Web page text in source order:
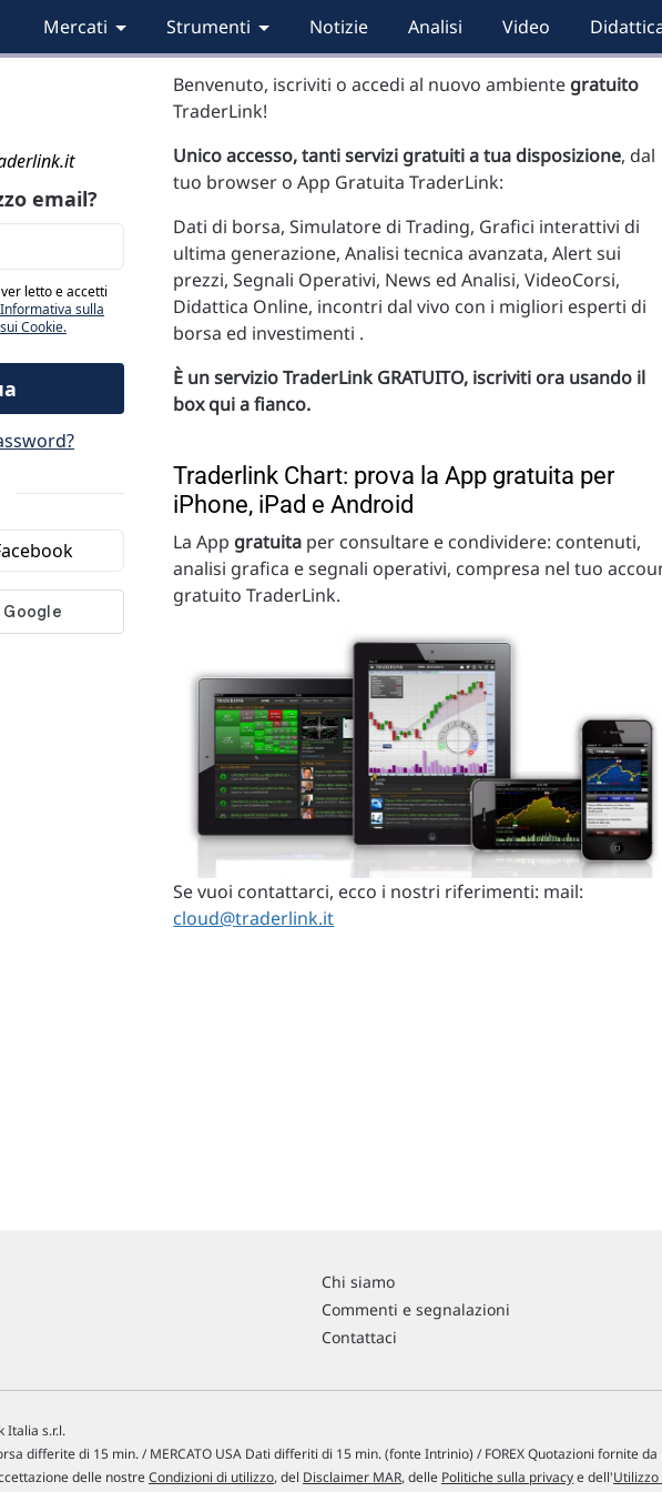
Mercati Strumenti Notizie Analisi Video
Benvenuto, iscriviti o accedi al nuovo ambiente gratuito
TraderLink!
Unico accesso, tanti servizi gratuiti a tua disposizione, dal
tuo browser o App Gratuita TraderLink:
Dati di borsa, Simulatore di Trading, Grafici interattivi di
ultima generazione, Analisi tecnica avanzata, Alert sui
prezzi, Segnali Operativi, News ed Analisi, VideoCorsi,
Didattica Online, incontri dal vivo con i migliori esperti di
borsa ed investimenti .
È un servizio TraderLink GRATUITO, iscriviti ora usando il
box qui a fianco.
Traderlink Chart: prova la App gratuita per
iPhone, iPad e Android
La App gratuita per consultare e condividere: contenuti,
analisi grafica e segnali operativi, compresa nel tuo
gratuito TraderLink.
Se vuoi contattarci, ecco i nostri riferimenti: mail:
cloud@traderlink.it
Chi siamo
Commenti e segnalazioni
Contattaci
Italia s.r.l.
differite di 15 min. / MERCATO USA Dati differiti di 15 min. (fonte Intrinio) / FOREX Quotazioni fornite da
delle nostreCondizioni di utilizzo, del Disclaimer MAR, delle Politiche sulla privacye dell'